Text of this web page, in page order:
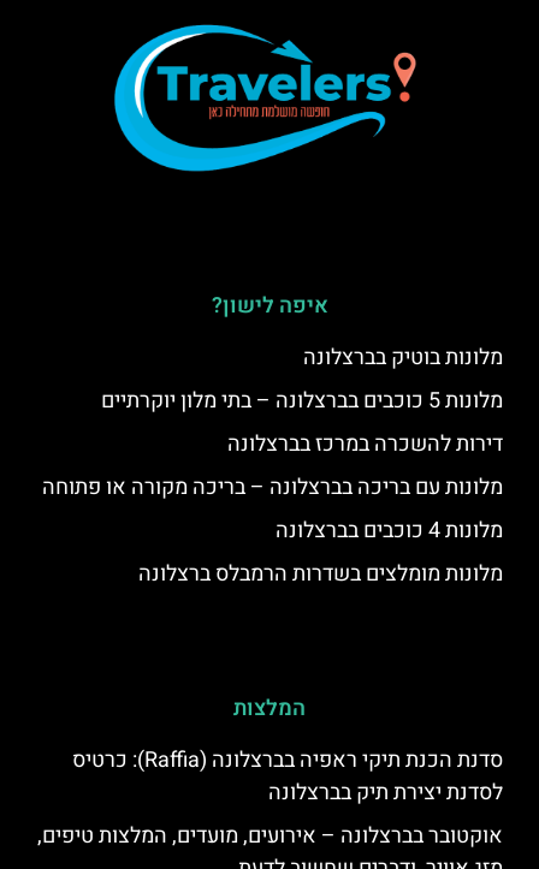
איפה לישון?
מלונות בוטיק בברצלונה
מלונות 5 כוכבים בברצלונה – בתי מלון יוקרתיים
דירות להשכרה במרכז בברצלונה
מלונות עם בריכה בברצלונה – בריכה מקורה או פתוחה
מלונות 4 כוכבים בברצלונה
מלונות מומלצים בשדרות הרמבלס ברצלונה
המלצות
סדנת הכנת תיקי ראפיה בברצלונה (Raffia): כרטיס
לסדנת יצירת תיק בברצלונה
אוקטובר בברצלונה – אירועים, מועדים, המלצות טיפים,